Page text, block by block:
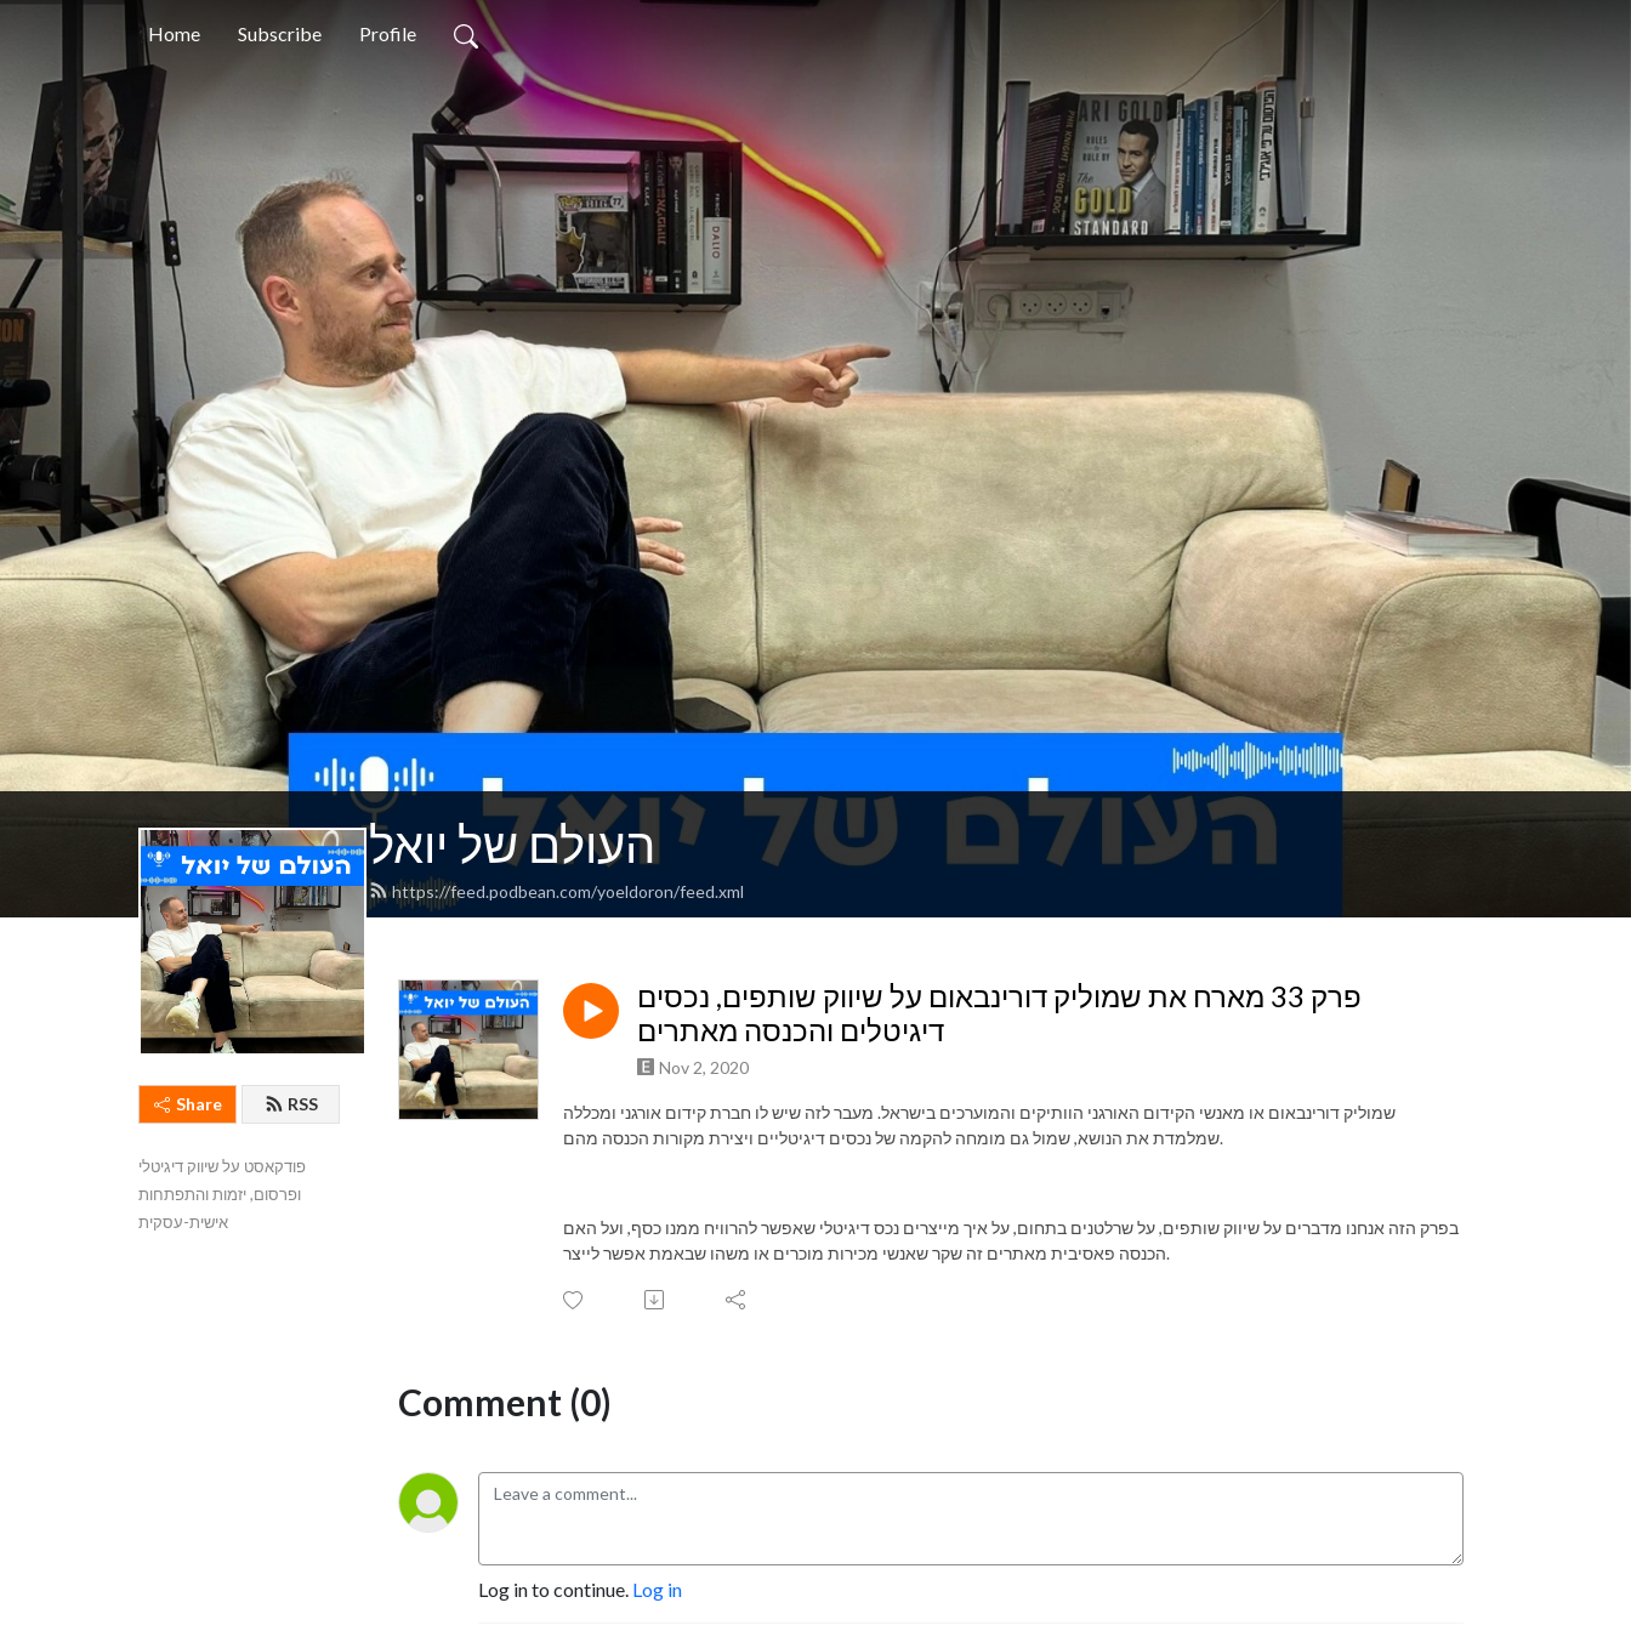
Home Subscribe Profile
העולם של יואל
https://feed.podbean.com/yoeldoron/feed.xml
Share RSS
פודקאסט על שיווק דיגיטלי
ופרסום, יזמות והתפתחות
אישית-עסקית
פרק 33 מארח את שמוליק דורינבאום על שיווק שותפים, נכסים
דיגיטלים והכנסה מאתרים
Nov 2, 2020
שמוליק דורינבאום או מאנשי הקידום האורגני הוותיקים והמוערכים בישראל. מעבר לזה שיש לו חברת קידום אורגני ומכללה
שמלמדת את הנושא, שמול גם מומחה להקמה של נכסים דיגיטליים ויצירת מקורות הכנסה מהם.
בפרק הזה אנחנו מדברים על שיווק שותפים, על שרלטנים בתחום, על איך מייצרים נכס דיגיטלי שאפשר להרוויח ממנו כסף, ועל האם
הכנסה פאסיבית מאתרים זה שקר שאנשי מכירות מוכרים או משהו שבאמת אפשר לייצר.
Comment (0)
Log in to continue. Log in